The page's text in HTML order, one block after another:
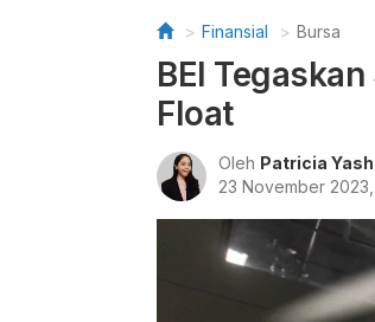
Finansial Bursa
BEI
Float
Oleh Patricia
23 November 2023,